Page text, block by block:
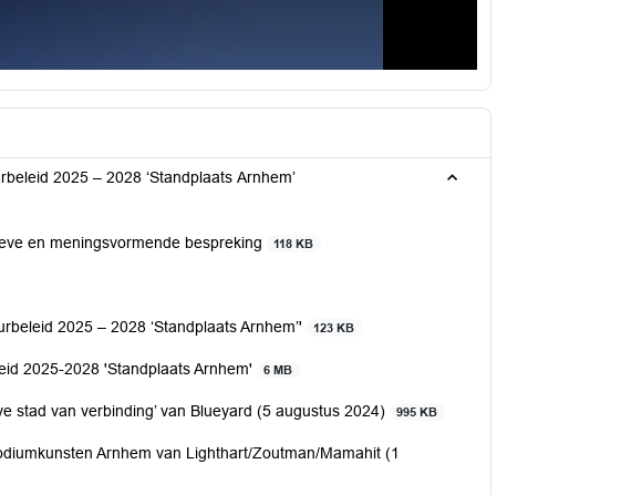
2025 – 2028 ‘Standplaats Arnhem’
en meningsvormende bespreking
118 KB
2025 – 2028 ‘Standplaats Arnhem’' 123 KB
2025-2028 'Standplaats Arnhem' 6 MB
stad van verbinding’ van Blueyard (5 augustus 2024) 995 KB
Arnhem van Lighthart/Zoutman/Mamahit (1